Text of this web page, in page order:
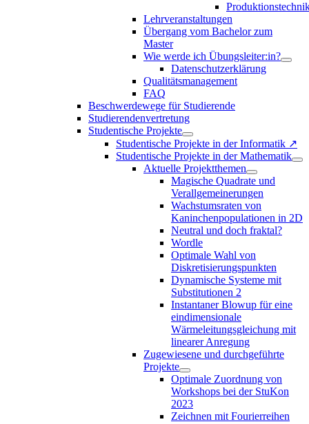
Lehrveranstaltungen
Übergang vom Bachelor zum
Master
Wie werde ich Übungsleiter:in?
Datenschutzerklärung
Qualitätsmanagement
FAQ
Beschwerdewege für Studierende
Studierendenvertretung
Studentische Projekte
Studentische Projekte in der Informatik ↗
Studentische Projekte in der Mathematik
Aktuelle Projektthemen
Magische Quadrate und
Verallgemeinerungen
Wachstumsraten von
Kaninchenpopulationen in 2D
Neutral und doch fraktal?
Wordle
Optimale Wahl von
Diskretisierungspunkten
Dynamische Systeme mit
Substitutionen 2
Instantaner Blowup für eine
eindimensionale
Wärmeleitungsgleichung mit
linearer Anregung
Zugewiesene und durchgeführte
Projekte
Optimale Zuordnung von
Workshops bei der StuKon
2023
Zeichnen mit Fourierreihen